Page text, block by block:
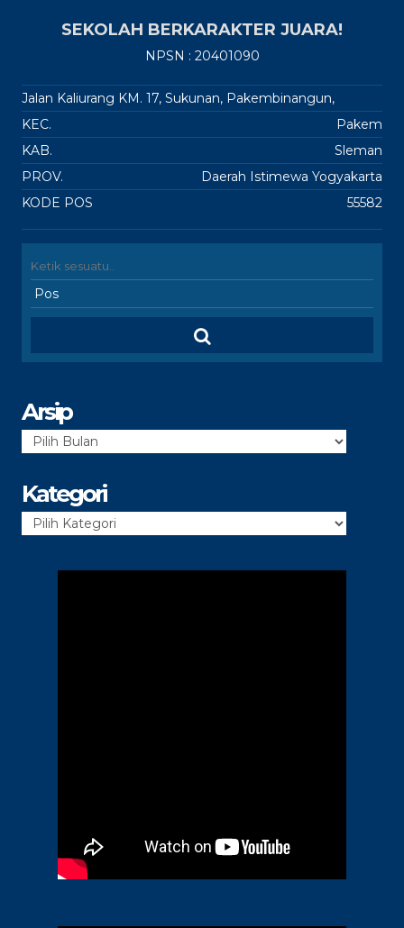
SEKOLAH BERKARAKTER JUARA!
NPSN : 20401090
Jalan Kaliurang KM. 17, Sukunan, Pakembinangun,
KEC.
Pakem
KAB.
Sleman
PROV.
Daerah Istimewa Yogyakarta
KODE POS
55582
Arsip
Arsip
Kategori
Kategori